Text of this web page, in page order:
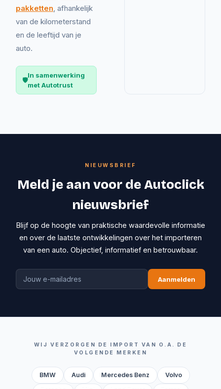
pakketten, afhankelijk
van de kilometerstand
en de leeftijd van je
auto.
🛡️
In samenwerking
met Autotrust
NIEUWSBRIEF
Meld je aan voor de Autoclick
nieuwsbrief
Blijf op de hoogte van praktische waardevolle informatie
en over de laatste ontwikkelingen over het importeren
van een auto. Objectief, informatief en betrouwbaar.
Aanmelden
WIJ VERZORGEN DE IMPORT VAN O.A. DE
VOLGENDE MERKEN
BMW Audi Mercedes Benz Volvo